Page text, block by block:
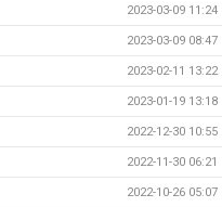
2023-03-09 11:24
2023-03-09 08:47
2023-02-11 13:22
2023-01-19 13:18
2022-12-30 10:55
2022-11-30 06:21
2022-10-26 05:07